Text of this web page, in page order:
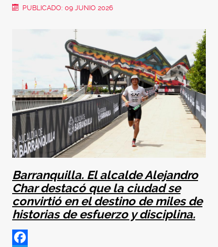
PUBLICADO: 09 JUNIO 2026
Barranquilla. El alcalde Alejandro
Char destacó que la ciudad se
convirtió en el destino de miles de
historias de esfuerzo y disciplina.